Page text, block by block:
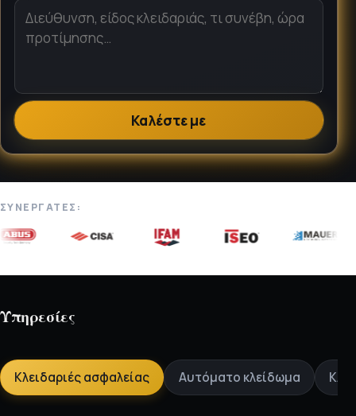
Καλέστε με
ΣΥΝΕΡΓΆΤΕΣ:
Υπηρεσίες
Επιλέξτε
υπηρεσία
Κλειδαριές ασφαλείας Αυτόματο κλείδωμα